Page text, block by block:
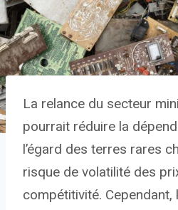
La relance du secteur
pourrait réduire la
l’égard des terres rares
risque de volatilité des
compétitivité. Cependant,